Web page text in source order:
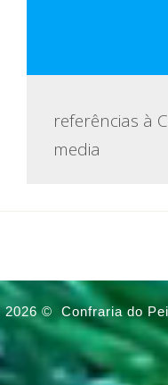
referências à
media
2026 © Confraria do